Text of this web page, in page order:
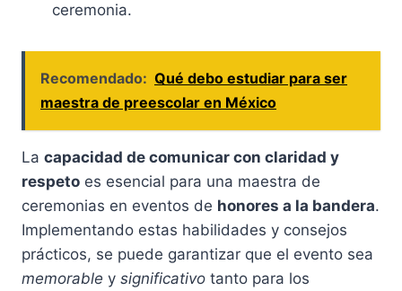
ceremonia.
Recomendado: Qué debo estudiar para ser
maestra de preescolar en México
La capacidad de comunicar con claridad y
respeto es esencial para una maestra de
ceremonias en eventos de honores a la bandera.
Implementando estas habilidades y consejos
prácticos, se puede garantizar que el evento sea
memorable y significativo tanto para los